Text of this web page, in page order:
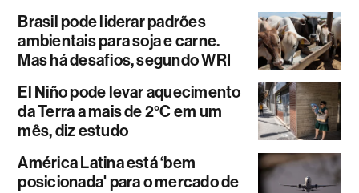
Brasil pode liderar padrões
ambientais para soja e carne.
Mas há desafios, segundo WRI
El Niño pode levar aquecimento
da Terra a mais de 2°C em um
mês, diz estudo
América Latina está ‘bem
posicionada' para o mercado de